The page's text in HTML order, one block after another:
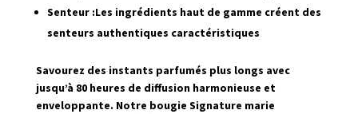
Senteur :Les ingrédients haut de gamme créent des
senteurs authentiques caractéristiques
Savourez des instants parfumés plus longs avec
jusqu’à 80 heures de diffusion harmonieuse et
enveloppante. Notre bougie Signature marie